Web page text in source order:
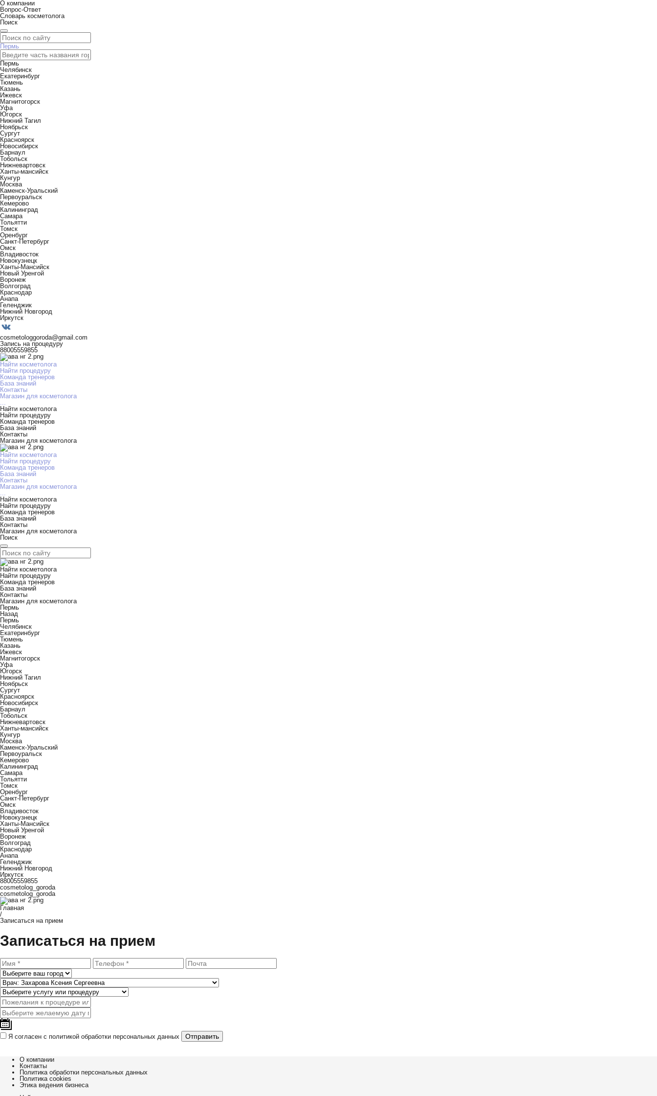
О компании
Вопрос-Ответ
Словарь косметолога
Поиск
Пермь
Пермь
Челябинск
Екатеринбург
Тюмень
Казань
Ижевск
Магнитогорск
Уфа
Югорск
Нижний Тагил
Ноябрьск
Сургут
Красноярск
Новосибирск
Барнаул
Тобольск
Нижневартовск
Ханты-мансийск
Кунгур
Москва
Каменск-Уральский
Первоуральск
Кемерово
Калининград
Самара
Тольятти
Томск
Оренбург
Санкт-Петербург
Омск
Владивосток
Новокузнецк
Ханты-Мансийск
Новый Уренгой
Воронеж
Волгоград
Краснодар
Анапа
Геленджик
Нижний Новгород
Иркутск
cosmetologgoroda@gmail.com
Запись на процедуру
88005559855
Найти косметолога
Найти процедуру
Команда тренеров
База знаний
Контакты
Магазин для косметолога
...
Найти косметолога
Найти процедуру
Команда тренеров
База знаний
Контакты
Магазин для косметолога
Найти косметолога
Найти процедуру
Команда тренеров
База знаний
Контакты
Магазин для косметолога
...
Найти косметолога
Найти процедуру
Команда тренеров
База знаний
Контакты
Магазин для косметолога
Поиск
Найти косметолога
Найти процедуру
Команда тренеров
База знаний
Контакты
Магазин для косметолога
Пермь
Назад
Пермь
Челябинск
Екатеринбург
Тюмень
Казань
Ижевск
Магнитогорск
Уфа
Югорск
Нижний Тагил
Ноябрьск
Сургут
Красноярск
Новосибирск
Барнаул
Тобольск
Нижневартовск
Ханты-мансийск
Кунгур
Москва
Каменск-Уральский
Первоуральск
Кемерово
Калининград
Самара
Тольятти
Томск
Оренбург
Санкт-Петербург
Омск
Владивосток
Новокузнецк
Ханты-Мансийск
Новый Уренгой
Воронеж
Волгоград
Краснодар
Анапа
Геленджик
Нижний Новгород
Иркутск
88005559855
cosmetolog_goroda
cosmetolog_goroda
Главная
/
Записаться на прием
Записаться на прием
Я согласен с политикой обработки персональных данных
О компании
Контакты
Политика обработки персональных данных
Политика cookies
Этика ведения бизнеса